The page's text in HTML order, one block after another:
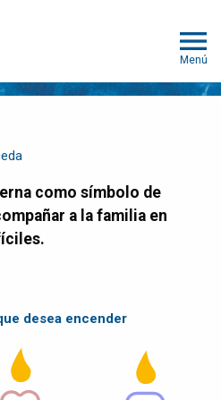
Menú
a la familia en
desea encender